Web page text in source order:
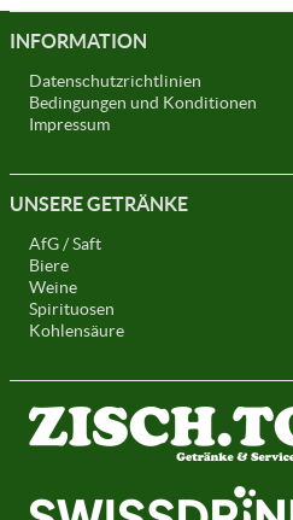
INFORMATION
Datenschutzrichtlinien
Bedingungen und Konditionen
Impressum
UNSERE GETRÄNKE
AfG / Saft
Biere
Weine
Spirituosen
Kohlensäure